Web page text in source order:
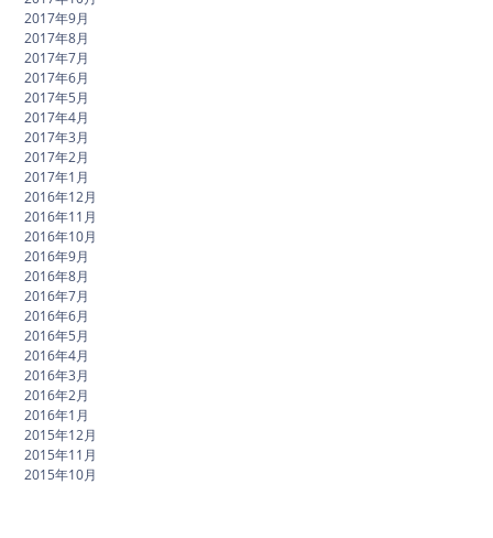
2017年9月
2017年8月
2017年7月
2017年6月
2017年5月
2017年4月
2017年3月
2017年2月
2017年1月
2016年12月
2016年11月
2016年10月
2016年9月
2016年8月
2016年7月
2016年6月
2016年5月
2016年4月
2016年3月
2016年2月
2016年1月
2015年12月
2015年11月
2015年10月